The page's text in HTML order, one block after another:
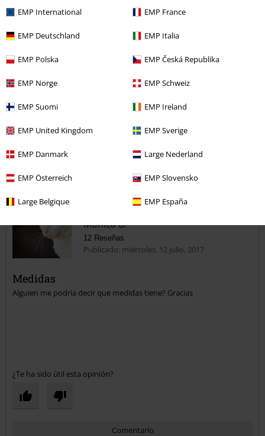
EMP International EMP France
EMP Deutschland EMP Italia
EMP Polska EMP Česká Republika
EMP Norge EMP Schweiz
EMP Suomi EMP Ireland
EMP United Kingdom EMP Sverige
EMP Danmark Large Nederland
EMP Österreich EMP Slovensko
Large Belgique EMP España
Enviar comentario
Le doy un 5, es preciosa, cómoda a la hora de llevar, espaciosa y
super práctica . Cuando tenga que reponerla sin duda me comprare
otra , me encanta.
¿Te ha sido útil esta opinión?
1 Comentarios
Publicado: martes, 19 febrero, 2019 4:48:29 PM
Gracias
Mónica B.
12 Reseñas
Publicado: miércoles, 12 julio, 2017
Medidas
Alguien me podria decir que medidas tiene? Gracias
¿Te ha sido útil esta opinión?
Comentario